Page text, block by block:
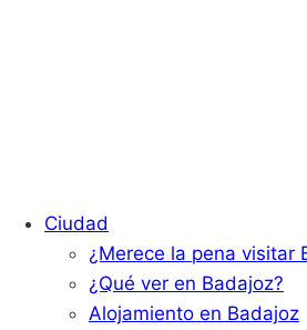
Ciudad
¿Merece la pena visitar
¿Qué ver en Badajoz?
Alojamiento en Badajoz